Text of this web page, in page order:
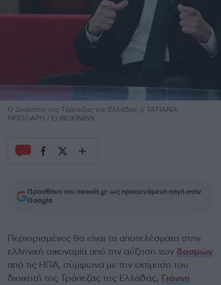
Ο Διοικητής της Τράπεζας της Ελλάδας // ΤΑΤΙΑΝΑ
ΜΠΟΛΑΡΗ / EUROKINISSI
Προσθήκη του newsit.gr ως προτεινόμενη πηγή στην
Google
Περιορισμένες θα είναι τα αποτελέσματα στην
ελληνική οικονομία από την αύξηση των δασμών
από τις ΗΠΑ, σύμφωνα με την εκτίμηση του
διοικητή της Τράπεζας της Ελλάδας, Γιάννη